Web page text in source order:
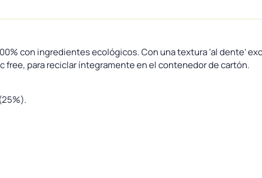
con ingredientes ecológicos. Con una textura ‘al dente’
free, para reciclar íntegramente en el contenedor de cartón.